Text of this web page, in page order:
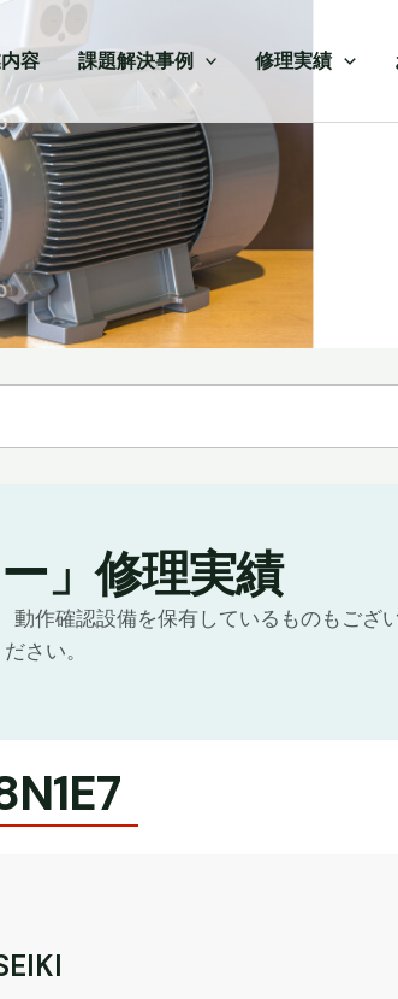
容 課題解決事例 修理実績
」修理実績
作確認設備を保有しているものもござ
さい。